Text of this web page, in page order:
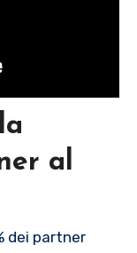
al
dei partner